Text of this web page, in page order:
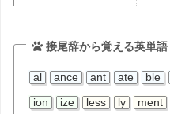
接尾辞から覚える英単語
al ance ant ate ble
ion ize less ly ment